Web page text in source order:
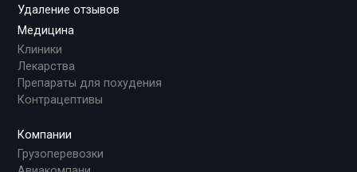
Удаление отзывов
Медицина
Клиники
Лекарства
Препараты для похудения
Контрацептивы
Компании
Грузоперевозки